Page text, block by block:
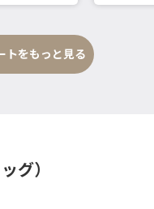
トをもっと見る
グ）